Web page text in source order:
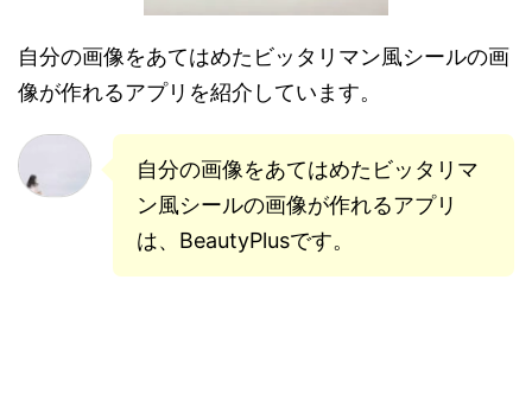
自分の画像をあてはめたビッタリマン風シールの画
像が作れるアプリを紹介しています。
自分の画像をあてはめたビッタリマ
ン風シールの画像が作れるアプリ
は、BeautyPlusです。